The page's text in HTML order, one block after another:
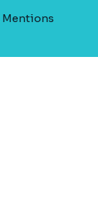
Mentions